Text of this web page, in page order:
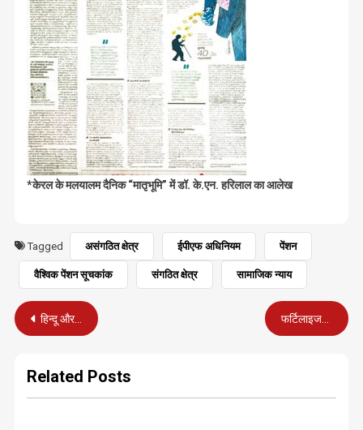
*केरल के मलयालम दैनिक “मातृभूमि” में डॉ. के.एन. हरिलाल का आलेख
Tagged असंगठित क्षेत्र ईपीएफ अधिनियम पेंशन
वैश्विक पेंशन सूचकांक संगठित क्षेत्र सामाजिक न्याय
Post
हिन्दू और हिदुत्व से अब कितना परहेज करेगा विपक्ष..? फर्टिलाइजर के क्षेत्र में चीनी दबदबे को खत्म किया जाएगा- तोमर
Related Posts